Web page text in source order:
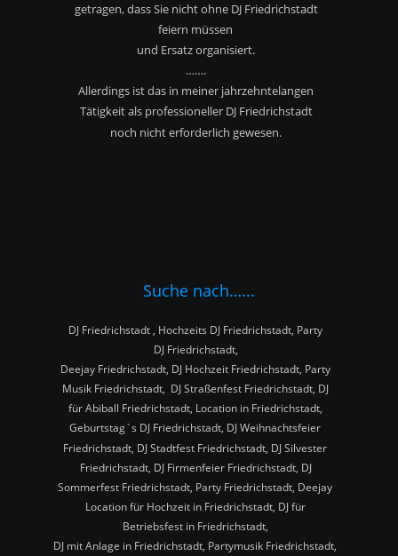
getragen, dass Sie nicht ohne DJ Friedrichstadt
feiern müssen
und Ersatz organisiert.
…….
Allerdings ist das in meiner jahrzehntelangen
Tätigkeit als professioneller DJ Friedrichstadt
noch nicht erforderlich gewesen.
Suche nach…...
DJ Friedrichstadt , Hochzeits DJ Friedrichstadt, Party
DJ Friedrichstadt,
Deejay Friedrichstadt, DJ Hochzeit Friedrichstadt, Party
Musik Friedrichstadt,  DJ Straßenfest Friedrichstadt, DJ
für Abiball Friedrichstadt, Location in Friedrichstadt,
Geburtstag`s DJ Friedrichstadt, DJ Weihnachtsfeier
Friedrichstadt, DJ Stadtfest Friedrichstadt, DJ Silvester
Friedrichstadt, DJ Firmenfeier Friedrichstadt, DJ
Sommerfest Friedrichstadt, Party Friedrichstadt, Deejay
Location für Hochzeit in Friedrichstadt, DJ für
Betriebsfest in Friedrichstadt,
DJ mit Anlage in Friedrichstadt, Partymusik Friedrichstadt,